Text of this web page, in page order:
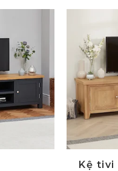
Kệ tivi